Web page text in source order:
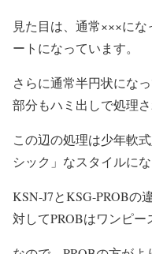
見た目は、通常×××に
ートになっています。
さらに通常半円状にな
部分もハミ出しで処理さ
この辺の処理は少年軟
シック」なスタイルにな
KSN-J7とKSG-PROBの
対してPROBはワンピー